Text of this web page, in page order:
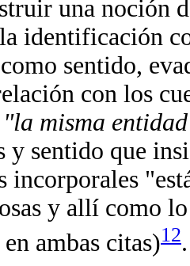
una noción
identificación
sentido,
con los
"la misma
y sentido que
incorporales
y allí como
ambas citas)12.